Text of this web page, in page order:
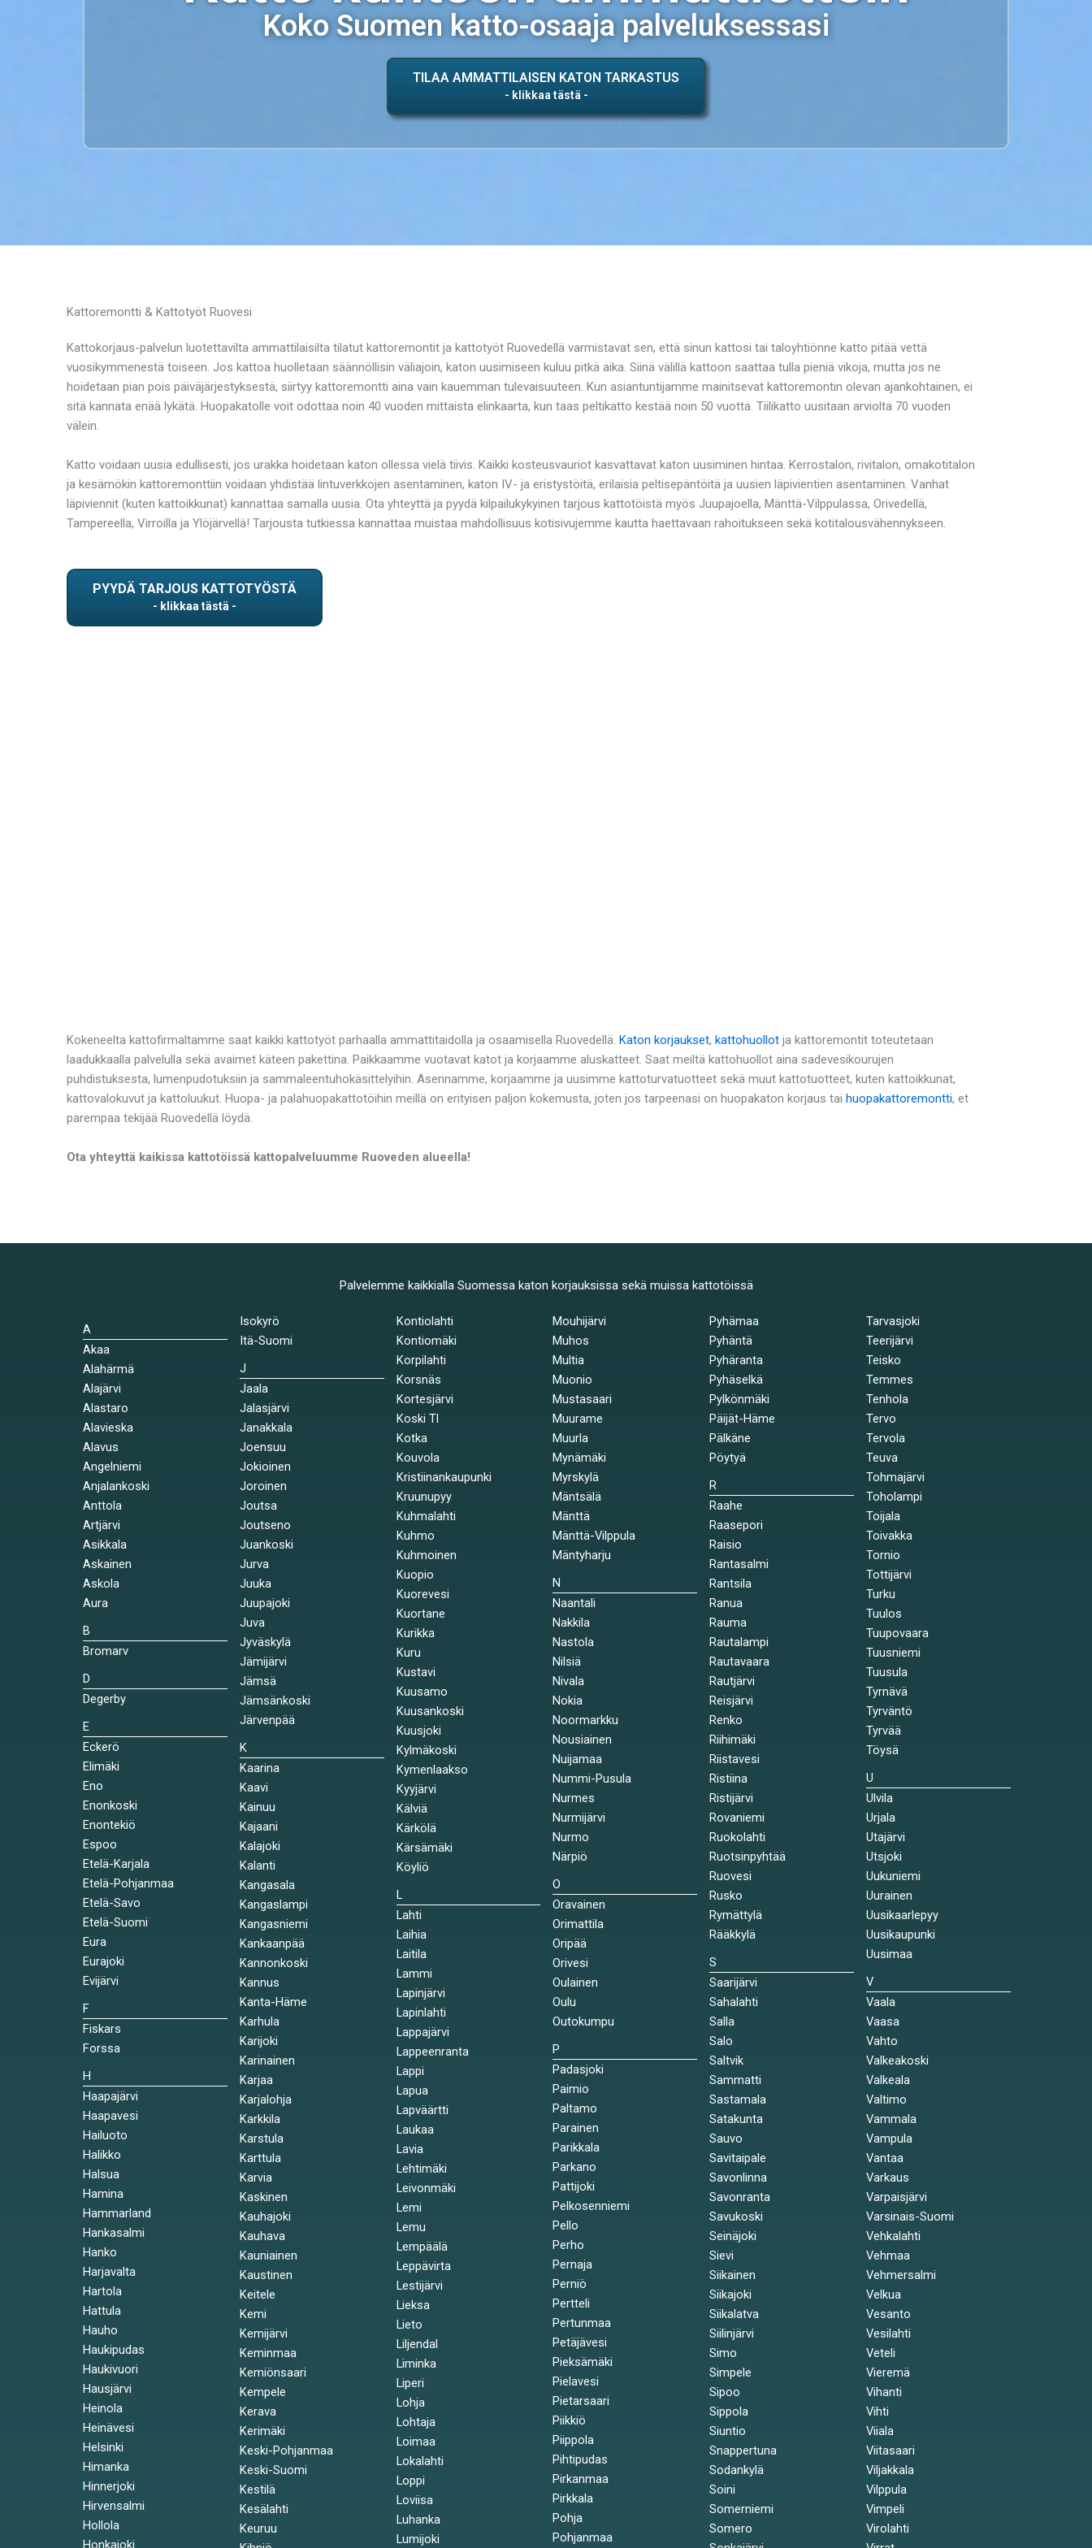
Koko Suomen katto-osaaja palveluksessasi
TILAA AMMATTILAISEN KATON TARKASTUS
Kattoremontti & Kattotyöt Ruovesi
Kattokorjaus-palvelun luotettavilta ammattilaisilta tilatut kattoremontit ja kattotyöt Ruovedellä varmistavat sen, että sinun kattosi tai taloyhtiönne katto pitää vettä
vuosikymmenestä toiseen. Jos kattoa huolletaan säännöllisin väliajoin, katon uusimiseen kuluu pitkä aika. Siinä välillä kattoon saattaa tulla pieniä vikoja, mutta jos ne
hoidetaan pian pois päiväjärjestyksestä, siirtyy kattoremontti aina vain kauemman tulevaisuuteen. Kun asiantuntijamme mainitsevat kattoremontin olevan ajankohtainen, ei
sitä kannata enää lykätä. Huopakatolle voit odottaa noin 40 vuoden mittaista elinkaarta, kun taas peltikatto kestää noin 50 vuotta. Tiilikatto uusitaan arviolta 70 vuoden
välein.
Katto voidaan uusia edullisesti, jos urakka hoidetaan katon ollessa vielä tiivis. Kaikki kosteusvauriot kasvattavat katon uusiminen hintaa. Kerrostalon, rivitalon, omakotitalon
ja kesämökin kattoremonttiin voidaan yhdistää lintuverkkojen asentaminen, katon IV- ja eristystöitä, erilaisia peltisepäntöitä ja uusien läpivientien asentaminen. Vanhat
läpiviennit (kuten kattoikkunat) kannattaa samalla uusia. Ota yhteyttä ja pyydä kilpailukykyinen tarjous kattotöistä myös Juupajoella, Mänttä-Vilppulassa, Orivedellä,
Tampereella, Virroilla ja Ylöjärvellä! Tarjousta tutkiessa kannattaa muistaa mahdollisuus kotisivujemme kautta haettavaan rahoitukseen sekä kotitalousvähennykseen.
PYYDÄ TARJOUS KATTOTYÖSTÄ
Kokeneelta kattofirmaltamme saat kaikki kattotyöt parhaalla ammattitaidolla ja osaamisella Ruovedellä. Katon korjaukset, kattohuollot ja kattoremontit toteutetaan
laadukkaalla palvelulla sekä avaimet käteen pakettina. Paikkaamme vuotavat katot ja korjaamme aluskatteet. Saat meiltä kattohuollot aina sadevesikourujen
puhdistuksesta, lumenpudotuksiin ja sammaleentuhokäsittelyihin. Asennamme, korjaamme ja uusimme kattoturvatuotteet sekä muut kattotuotteet, kuten kattoikkunat,
kattovalokuvut ja kattoluukut. Huopa- ja palahuopakattotöihin meillä on erityisen paljon kokemusta, joten jos tarpeenasi on huopakaton korjaus tai huopakattoremontti, et
parempaa tekijää Ruovedellä löydä.
Ota yhteyttä kaikissa kattotöissä kattopalveluumme Ruoveden alueella!
Palvelemme kaikkialla Suomessa katon korjauksissa sekä muissa kattotöissä
A
Akaa
Alahärmä
Alajärvi
Alastaro
Alavieska
Alavus
Angelniemi
Anjalankoski
Anttola
Artjärvi
Asikkala
Askainen
Askola
Aura
B
Bromarv
D
Degerby
E
Eckerö
Elimäki
Eno
Enonkoski
Enontekiö
Espoo
Etelä-Karjala
Etelä-Pohjanmaa
Etelä-Savo
Etelä-Suomi
Eura
Eurajoki
Evijärvi
F
Fiskars
Forssa
H
Haapajärvi
Haapavesi
Hailuoto
Halikko
Halsua
Hamina
Hammarland
Hankasalmi
Hanko
Harjavalta
Hartola
Hattula
Hauho
Haukipudas
Haukivuori
Hausjärvi
Heinola
Heinävesi
Helsinki
Himanka
Hinnerjoki
Hirvensalmi
Hollola
Honkajoki
Isokyrö
Itä-Suomi
J
Jaala
Jalasjärvi
Janakkala
Joensuu
Jokioinen
Joroinen
Joutsa
Joutseno
Juankoski
Jurva
Juuka
Juupajoki
Juva
Jyväskylä
Jämijärvi
Jämsä
Jämsänkoski
Järvenpää
K
Kaarina
Kaavi
Kainuu
Kajaani
Kalajoki
Kalanti
Kangasala
Kangaslampi
Kangasniemi
Kankaanpää
Kannonkoski
Kannus
Kanta-Häme
Karhula
Karijoki
Karinainen
Karjaa
Karjalohja
Karkkila
Karstula
Karttula
Karvia
Kaskinen
Kauhajoki
Kauhava
Kauniainen
Kaustinen
Keitele
Kemi
Kemijärvi
Keminmaa
Kemiönsaari
Kempele
Kerava
Kerimäki
Keski-Pohjanmaa
Keski-Suomi
Kestilä
Kesälahti
Keuruu
Kontiolahti
Kontiomäki
Korpilahti
Korsnäs
Kortesjärvi
Koski Tl
Kotka
Kouvola
Kristiinankaupunki
Kruunupyy
Kuhmalahti
Kuhmo
Kuhmoinen
Kuopio
Kuorevesi
Kuortane
Kurikka
Kuru
Kustavi
Kuusamo
Kuusankoski
Kuusjoki
Kylmäkoski
Kymenlaakso
Kyyjärvi
Kälviä
Kärkölä
Kärsämäki
Köyliö
L
Lahti
Laihia
Laitila
Lammi
Lapinjärvi
Lapinlahti
Lappajärvi
Lappeenranta
Lappi
Lapua
Lapväärtti
Laukaa
Lavia
Lehtimäki
Leivonmäki
Lemi
Lemu
Lempäälä
Leppävirta
Lestijärvi
Lieksa
Lieto
Liljendal
Liminka
Liperi
Lohja
Lohtaja
Loimaa
Lokalahti
Loppi
Loviisa
Luhanka
Lumijoki
Mouhijärvi
Muhos
Multia
Muonio
Mustasaari
Muurame
Muurla
Mynämäki
Myrskylä
Mäntsälä
Mänttä
Mänttä-Vilppula
Mäntyharju
N
Naantali
Nakkila
Nastola
Nilsiä
Nivala
Nokia
Noormarkku
Nousiainen
Nuijamaa
Nummi-Pusula
Nurmes
Nurmijärvi
Nurmo
Närpiö
O
Oravainen
Orimattila
Oripää
Orivesi
Oulainen
Oulu
Outokumpu
P
Padasjoki
Paimio
Paltamo
Parainen
Parikkala
Parkano
Pattijoki
Pelkosenniemi
Pello
Perho
Pernaja
Perniö
Pertteli
Pertunmaa
Petäjävesi
Pieksämäki
Pielavesi
Pietarsaari
Piikkiö
Piippola
Pihtipudas
Pirkanmaa
Pirkkala
Pohja
Pohjanmaa
Pyhämaa
Pyhäntä
Pyhäranta
Pyhäselkä
Pylkönmäki
Päijät-Häme
Pälkäne
Pöytyä
R
Raahe
Raasepori
Raisio
Rantasalmi
Rantsila
Ranua
Rauma
Rautalampi
Rautavaara
Rautjärvi
Reisjärvi
Renko
Riihimäki
Riistavesi
Ristiina
Ristijärvi
Rovaniemi
Ruokolahti
Ruotsinpyhtää
Ruovesi
Rusko
Rymättylä
Rääkkylä
S
Saarijärvi
Sahalahti
Salla
Salo
Saltvik
Sammatti
Sastamala
Satakunta
Sauvo
Savitaipale
Savonlinna
Savonranta
Savukoski
Seinäjoki
Sievi
Siikainen
Siikajoki
Siikalatva
Siilinjärvi
Simo
Simpele
Sipoo
Sippola
Siuntio
Snappertuna
Sodankylä
Soini
Somerniemi
Somero
Tarvasjoki
Teerijärvi
Teisko
Temmes
Tenhola
Tervo
Tervola
Teuva
Tohmajärvi
Toholampi
Toijala
Toivakka
Tornio
Tottijärvi
Turku
Tuulos
Tuupovaara
Tuusniemi
Tuusula
Tyrnävä
Tyrväntö
Tyrvää
Töysä
U
Ulvila
Urjala
Utajärvi
Utsjoki
Uukuniemi
Uurainen
Uusikaarlepyy
Uusikaupunki
Uusimaa
V
Vaala
Vaasa
Vahto
Valkeakoski
Valkeala
Valtimo
Vammala
Vampula
Vantaa
Varkaus
Varpaisjärvi
Varsinais-Suomi
Vehkalahti
Vehmaa
Vehmersalmi
Velkua
Vesanto
Vesilahti
Veteli
Vieremä
Vihanti
Vihti
Viiala
Viitasaari
Viljakkala
Vilppula
Vimpeli
Virolahti